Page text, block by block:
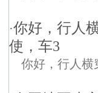
·你好，行人
使，车3
你好，行人横